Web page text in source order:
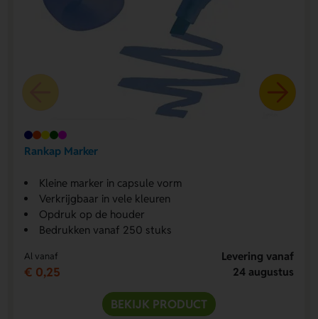
Rankap Marker
Kleine marker in capsule vorm
Verkrijgbaar in vele kleuren
Opdruk op de houder
Bedrukken vanaf 250 stuks
Al vanaf
€ 0,25
Levering vanaf
24 augustus
BEKIJK PRODUCT